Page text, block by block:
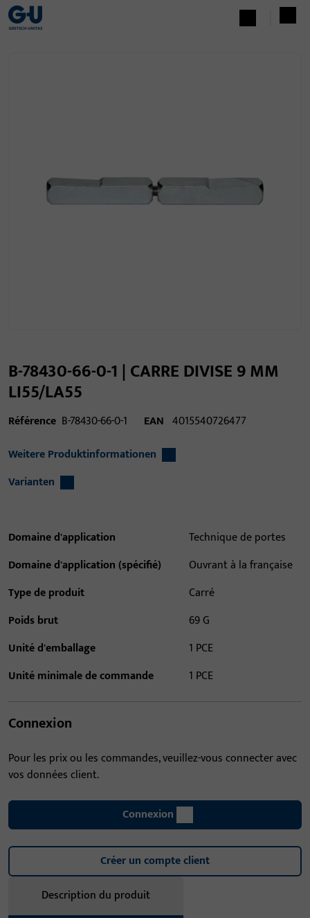
B-78430-66-0-1 | CARRE DIVISE 9 MM
LI55/LA55
Référence B-78430-66-0-1 EAN 4015540726477
Weitere Produktinformationen
Varianten
Domaine d'application
Technique de portes
Domaine d'application (spécifié)
Ouvrant à la française
Type de produit
Carré
Poids brut
69 G
Unité d'emballage
1 PCE
Unité minimale de commande
1 PCE
Connexion
Pour les prix ou les commandes, veuillez-vous connecter avec
vos données client.
Connexion
Créer un compte client
Description du produit